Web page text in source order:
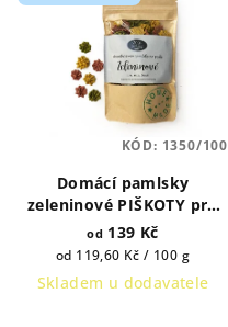
Domácí pamlsky
zeleninové PIŠKOTY pro
psy
od 139 Kč
Měrná
cena:
od 119,60 Kč / 100 g
Skladem u dodavatele
KÓD: 1350/100